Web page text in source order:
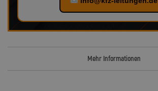
Mehr Informationen